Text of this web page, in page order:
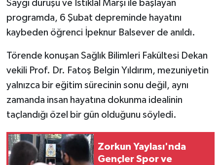
Saygı duruşu ve İstiklal Marşı ile başlayan
programda, 6 Şubat depreminde hayatını
kaybeden öğrenci İpeknur Balsever de anıldı.
Törende konuşan Sağlık Bilimleri Fakültesi Dekan
vekili Prof. Dr. Fatoş Belgin Yıldırım, mezuniyetin
yalnızca bir eğitim sürecinin sonu değil, aynı
zamanda insan hayatına dokunma idealinin
taçlandığı özel bir gün olduğunu söyledi.
Zorkun Yaylası'nda
Gençler Spor ve